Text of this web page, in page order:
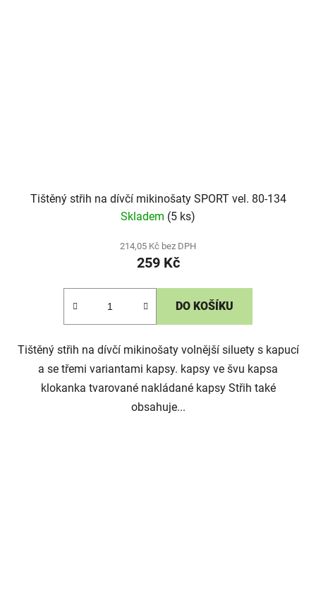
Tištěný střih na dívčí mikinošaty SPORT vel. 80-134
Skladem (5 ks)
214,05 Kč bez DPH
259 Kč
DO KOŠÍKU
Tištěný střih na dívčí mikinošaty volnější siluety s kapucí
a se třemi variantami kapsy. kapsy ve švu kapsa
klokanka tvarované nakládané kapsy Střih také
obsahuje...